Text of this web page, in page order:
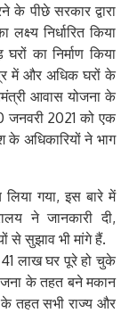
के पीछे सरकार द्वारा
निर्धारित किया
का निर्माण किया
में और अधिक घरों के
आवास योजना के
जनवरी 2021 को एक
अधिकारियों ने भाग
गया, इस बारे में
ने जानकारी दी,
से सुझाव भी मांगे हैं.
लाख घर पूरे हो चुके
के तहत बने मकान
तहत सभी राज्य और